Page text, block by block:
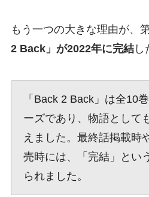
もう一つの大きな理由が、
2 Back」が2022年に完結し
「Back 2 Back」は全10
ーズであり、物語として
えました。最終話掲載時
売時には、「完結」とい
られました。